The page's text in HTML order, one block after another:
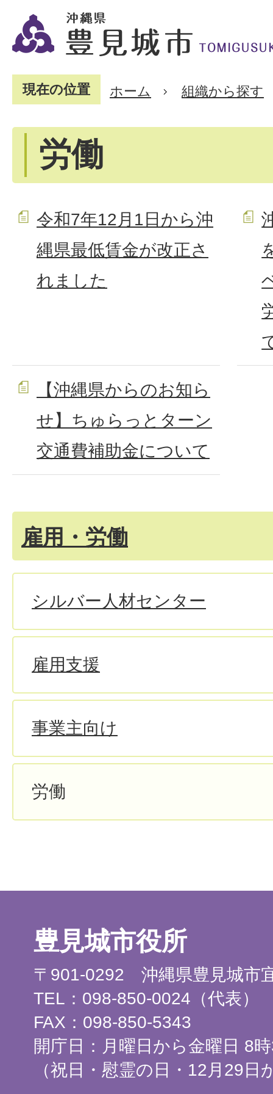
現在の位置 ホーム 組織から探す
労働
令和7年12月1日から沖
縄県最低賃金が改正さ
れました
【沖縄県からのお知ら
せ】ちゅらっとターン
交通費補助金について
雇用・労働
シルバー人材センター
雇用支援
事業主向け
労働
豊見城市役所
〒901-0292 沖縄県豊見城市
TEL：098-850-0024（代表）
FAX：098-850-5343
開庁日：月曜日から金曜日 8
（祝日・慰霊の日・12月29日